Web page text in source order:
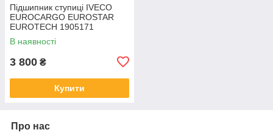
Підшипник ступиці IVECO
EUROCARGO EUROSTAR
EUROTECH 1905171
1905172 VKHB 2211
В наявності
3 800 ₴
Купити
Про нас